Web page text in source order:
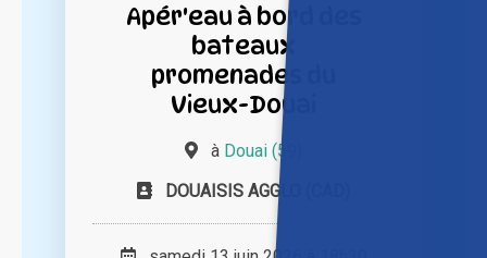
Apér'eau à bord des
bateaux
promenades du
Vieux-Douai
à Douai (59)
DOUAISIS AGGLO (CAD)